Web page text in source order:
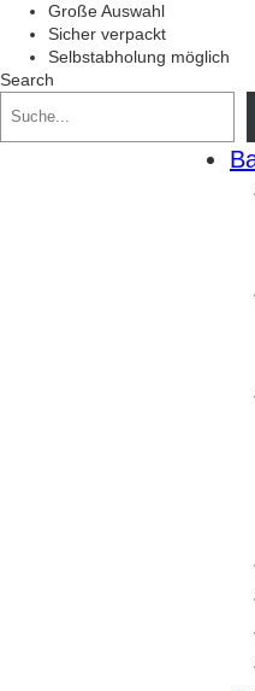
Zum
Inhalt
springen
Große Auswahl
Sicher verpackt
Selbstabholung möglich
Search